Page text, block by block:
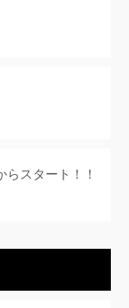
スタート！！